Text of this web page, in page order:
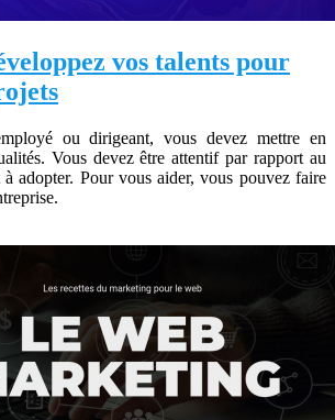
vos talents pour
ou dirigeant, vous devez mettre en
Vous devez être attentif par rapport au
à adopter. Pour vous aider, vous pouvez faire